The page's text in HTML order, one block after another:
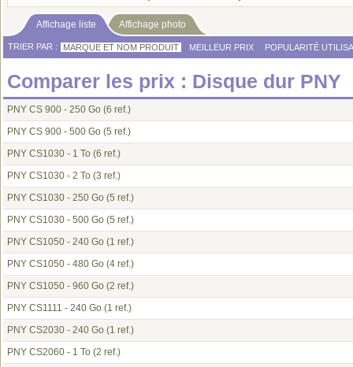
Affichage liste Affichage photo
TRIER PAR : MARQUE ET NOM PRODUIT MEILLEUR PRIX POPULARITÉ
Comparer les prix : Disque dur PNY
PNY CS 900 - 250 Go (6 ref.)
PNY CS 900 - 500 Go (5 ref.)
PNY CS1030 - 1 To (6 ref.)
PNY CS1030 - 2 To (3 ref.)
PNY CS1030 - 250 Go (5 ref.)
PNY CS1030 - 500 Go (5 ref.)
PNY CS1050 - 240 Go (1 ref.)
PNY CS1050 - 480 Go (4 ref.)
PNY CS1050 - 960 Go (2 ref.)
PNY CS1111 - 240 Go (1 ref.)
PNY CS2030 - 240 Go (1 ref.)
PNY CS2060 - 1 To (2 ref.)